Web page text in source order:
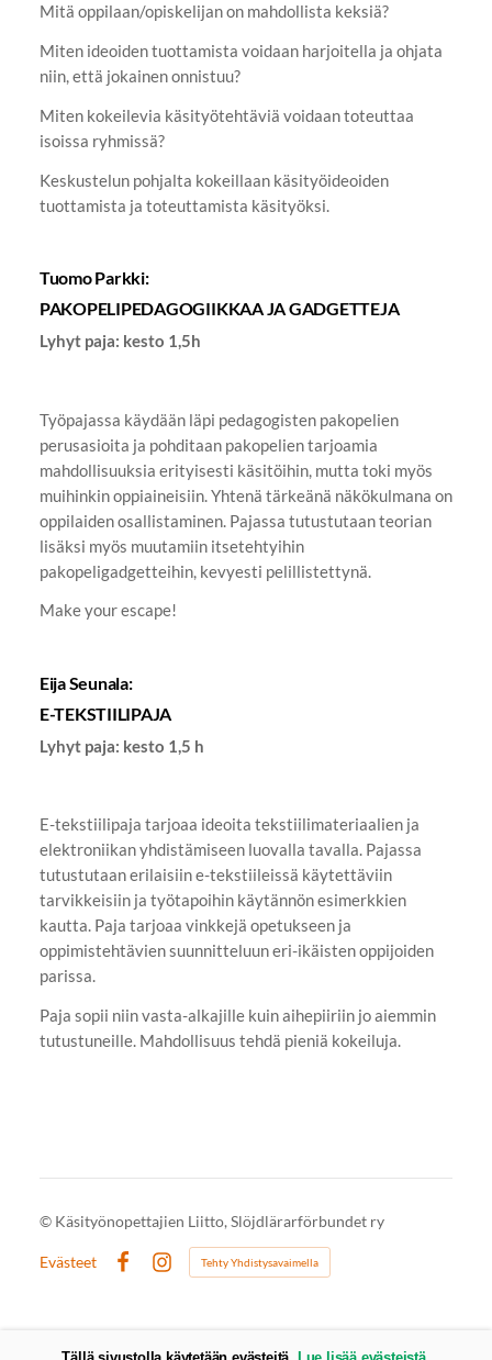
Mitä oppilaan/opiskelijan on mahdollista keksiä?
Miten ideoiden tuottamista voidaan harjoitella ja ohjata
niin, että jokainen onnistuu?
Miten kokeilevia käsityötehtäviä voidaan toteuttaa
isoissa ryhmissä?
Keskustelun pohjalta kokeillaan käsityöideoiden
tuottamista ja toteuttamista käsityöksi.
Tuomo Parkki:
PAKOPELIPEDAGOGIIKKAA JA GADGETTEJA
Lyhyt paja: kesto 1,5h
Työpajassa käydään läpi pedagogisten pakopelien
perusasioita ja pohditaan pakopelien tarjoamia
mahdollisuuksia erityisesti käsitöihin, mutta toki myös
muihinkin oppiaineisiin. Yhtenä tärkeänä näkökulmana on
oppilaiden osallistaminen. Pajassa tutustutaan teorian
lisäksi myös muutamiin itsetehtyihin
pakopeligadgetteihin, kevyesti pelillistettynä.
Make your escape!
Eija Seunala:
E-TEKSTIILIPAJA
Lyhyt paja: kesto 1,5 h
E-tekstiilipaja tarjoaa ideoita tekstiilimateriaalien ja
elektroniikan yhdistämiseen luovalla tavalla. Pajassa
tutustutaan erilaisiin e-tekstiileissä käytettäviin
tarvikkeisiin ja työtapoihin käytännön esimerkkien
kautta. Paja tarjoaa vinkkejä opetukseen ja
oppimistehtävien suunnitteluun eri-ikäisten oppijoiden
parissa.
Paja sopii niin vasta-alkajille kuin aihepiiriin jo aiemmin
tutustuneille. Mahdollisuus tehdä pieniä kokeiluja.
© Käsityönopettajien Liitto, Slöjdlärarförbundet ry
Evästeet
Instagram
Tehty Yhdistysavaimella